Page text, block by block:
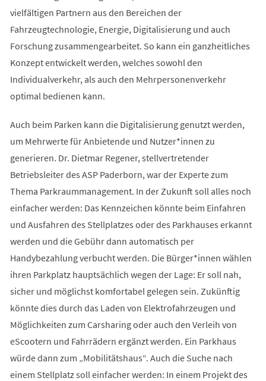
vielfältigen Partnern aus den Bereichen der
Fahrzeugtechnologie, Energie, Digitalisierung und auch
Forschung zusammengearbeitet. So kann ein ganzheitliches
Konzept entwickelt werden, welches sowohl den
Individualverkehr, als auch den Mehrpersonenverkehr
optimal bedienen kann.
Auch beim Parken kann die Digitalisierung genutzt werden,
um Mehrwerte für Anbietende und Nutzer*innen zu
generieren. Dr. Dietmar Regener, stellvertretender
Betriebsleiter des ASP Paderborn, war der Experte zum
Thema Parkraummanagement. In der Zukunft soll alles noch
einfacher werden: Das Kennzeichen könnte beim Einfahren
und Ausfahren des Stellplatzes oder des Parkhauses erkannt
werden und die Gebühr dann automatisch per
Handybezahlung verbucht werden. Die Bürger*innen wählen
ihren Parkplatz hauptsächlich wegen der Lage: Er soll nah,
sicher und möglichst komfortabel gelegen sein. Zukünftig
könnte dies durch das Laden von Elektrofahrzeugen und
Möglichkeiten zum Carsharing oder auch den Verleih von
eScootern und Fahrrädern ergänzt werden. Ein Parkhaus
würde dann zum „Mobilitätshaus“. Auch die Suche nach
einem Stellplatz soll einfacher werden: In einem Projekt des